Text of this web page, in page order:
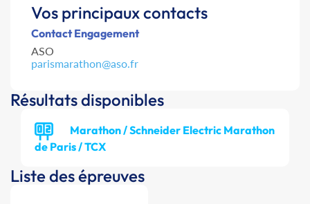
Vos principaux contacts
Contact Engagement
ASO
parismarathon@aso.fr
Résultats disponibles
Marathon / Schneider Electric Marathon
de Paris / TCX
Liste des épreuves